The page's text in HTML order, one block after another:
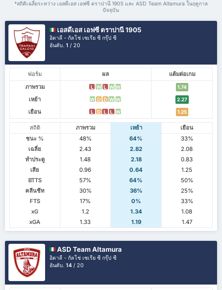
*สถิติเฉลี่ยระหว่าง เอสดีเอส เอฟซี ตราปานี 1905 และ ASD Team Altamura ในฤดูกาล
ปัจจุบัน
เอสดีเอส เอฟซี ตราปานี 1905
อิตาลี - กัลโช่ เซเรีย ซี กรุ๊ป ซี
อันดับ.1 / 20
ฟอร์ม ผล
แต้มต่อเกม
ภาพรวม
L W L W W 1.74
เหย้า W D D W W 2.27
เยือน L D L L W 1.25
สถิติ ภาพรวม เหย้า
เยือน
ชนะ %
48% 64%
33%
เฉลี่ย
2.43 2.82
2.08
ทำประตู
1.48 2.18
0.83
เสีย
0.96 0.64
1.25
BTTS
57% 64%
50%
คลีนชีท
30% 36%
25%
FTS
17% 0%
33%
xG
1.2 1.34
1.08
xGA
1.33 1.19 1.47
ASD Team Altamura
อิตาลี - กัลโช่ เซเรีย ซี กรุ๊ป ซี
อันดับ.14 / 20